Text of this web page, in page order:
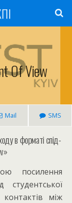
Of View
Mail SMS
в форматі спід-
посилення
студентської
між